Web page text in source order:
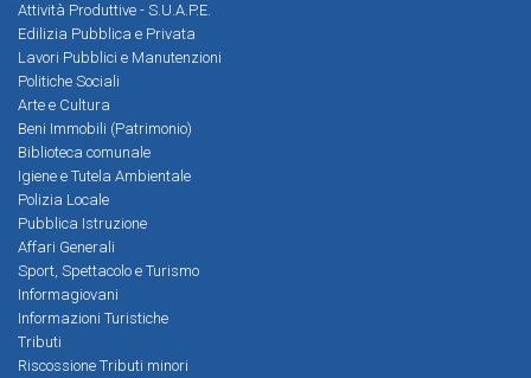
Attività Produttive - S.U.A.P.E.
Edilizia Pubblica e Privata
Lavori Pubblici e Manutenzioni
Politiche Sociali
Arte e Cultura
Beni Immobili (Patrimonio)
Biblioteca comunale
Igiene e Tutela Ambientale
Polizia Locale
Pubblica Istruzione
Affari Generali
Sport, Spettacolo e Turismo
Informagiovani
Informazioni Turistiche
Tributi
Riscossione Tributi minori